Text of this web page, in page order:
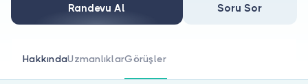
Doktor musunuz?
Randevu Al Soru Sor
HakkındaUzmanlıklarGörüşler